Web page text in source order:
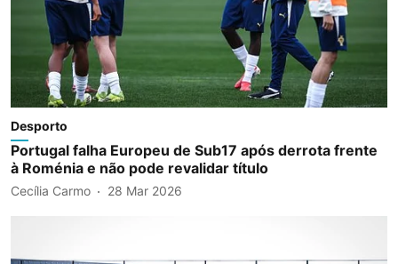
Desporto
Portugal falha Europeu de Sub17 após derrota frente
à Roménia e não pode revalidar título
Cecília Carmo 28 Mar 2026